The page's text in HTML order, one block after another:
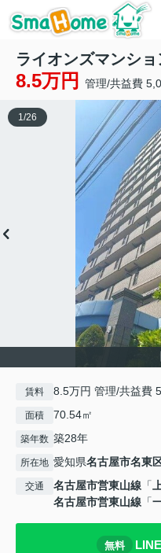
ライオンズマンシ
8.5万円 管理/共益費
1/26
賃料 8.5万円 管理/共益費
面積 70.54㎡
築年数 築28年
所在地 愛知県名古屋市名東
交通 名古屋市営東山線 「
名古屋市営東山線 「
無料